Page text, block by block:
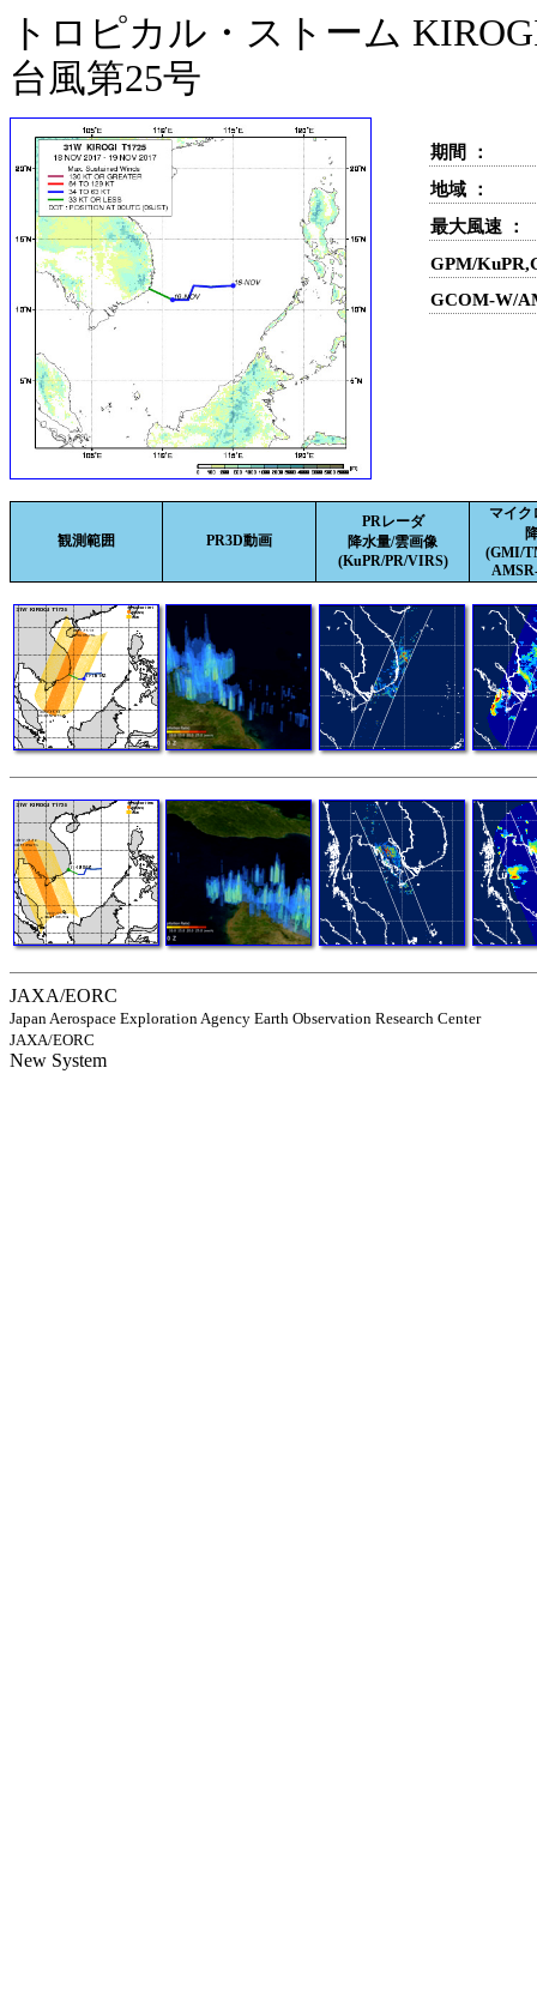
トロピカル・ストーム
台風第25号
期間 ：
地域 ：
最大風速 ：
GPM/
GCOM-W/
観測範囲 PR3D動画
PRレーダ
降水量/雲画像
(KuPR/PR/VIRS)
マイク
(GMI/
JAXA/EORC
Japan Aerospace Exploration Agency Earth Observation Research Center
JAXA/EORC
New System